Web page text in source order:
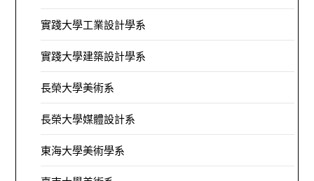
實踐大學工業設計學系
實踐大學建築設計學系
長榮大學美術系
長榮大學媒體設計系
東海大學美術學系